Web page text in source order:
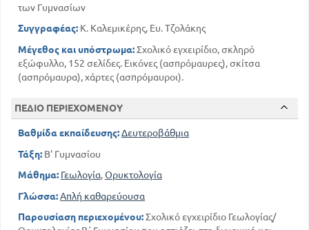
των Γυμνασίων
Συγγραφέας: Κ. Καλεμικέρης, Ευ. Τζολάκης
Μέγεθος και υπόστρωμα:Σχολικό εγχειρίδιο, σκληρό
εξώφυλλο, 152 σελίδες. Εικόνες (ασπρόμαυρες), σκίτσα
(ασπρόμαυρα), χάρτες (ασπρόμαυροι).
ΠΕΔΙΟ ΠΕΡΙΕΧΟΜΕΝΟΥ
Βαθμίδα εκπαίδευσης:Δευτεροβάθμια
Τάξη: Β' Γυμνασίου
Μάθημα: Γεωλογία,Ορυκτολογία
Γλώσσα:Απλή καθαρεύουσα
Παρουσίαση περιεχομένου:Σχολικό εγχειρίδιο Γεωλογίας/